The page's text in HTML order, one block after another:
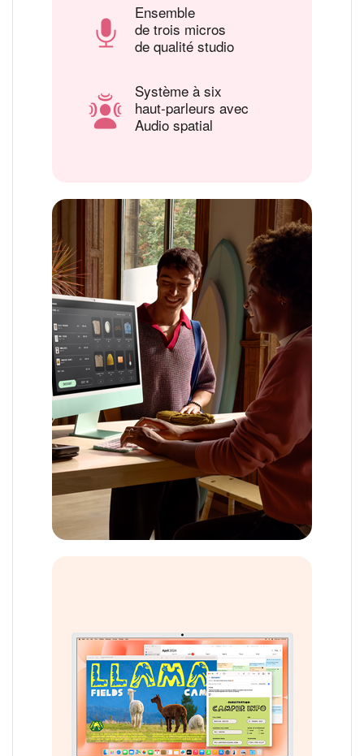
Ensemble
de trois micros
de qualité studio
Système à six
haut‑parleurs avec
Audio spatial